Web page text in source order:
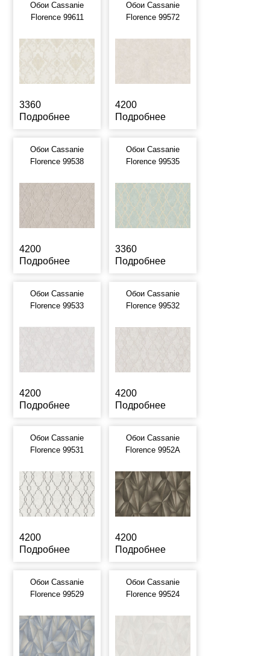
Обои Cassanie
Florence 99611
3360
Подробнее
Обои Cassanie
Florence 99572
4200
Подробнее
Обои Cassanie
Florence 99538
4200
Подробнее
Обои Cassanie
Florence 99535
3360
Подробнее
Обои Cassanie
Florence 99533
4200
Подробнее
Обои Cassanie
Florence 99532
4200
Подробнее
Обои Cassanie
Florence 99531
4200
Подробнее
Обои Cassanie
Florence 9952A
4200
Подробнее
Обои Cassanie
Florence 99529
Обои Cassanie
Florence 99524